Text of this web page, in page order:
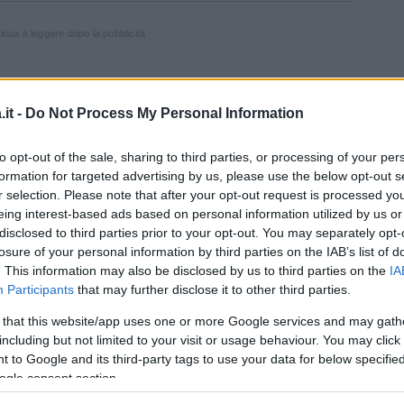
- Do Not Process My Personal Information
opt-out of the sale, sharing to third parties, or processing of your
for targeted advertising by us, please use the below opt-out
selection. Please note that after your opt-out request is processed
interest-based ads based on personal information utilized by us
to third parties prior to your opt-out. You may separately
of your personal information by third parties on the IAB’s list of
This information may also be disclosed by us to third parties on the
Participants that may further disclose it to other third parties.
that this website/app uses one or more Google services and may
but not limited to your visit or usage behaviour. You may
to Google and its third-party tags to use your data for below
consent section.
raccontate in parallelo le storie di
la morte del padre, Michael si è
il suoimpero criminale. L’uomo, però,
ebreoHyman Roth, che cerca di ostacolare i
ripercorre le vicende del giovaneVito
le vicissitudini che l’hanno portato a
nel primo film della saga.
nelle sale nel 1974. All’inizio,Francis
scontri con laproduzionedel primo film,
delfilm